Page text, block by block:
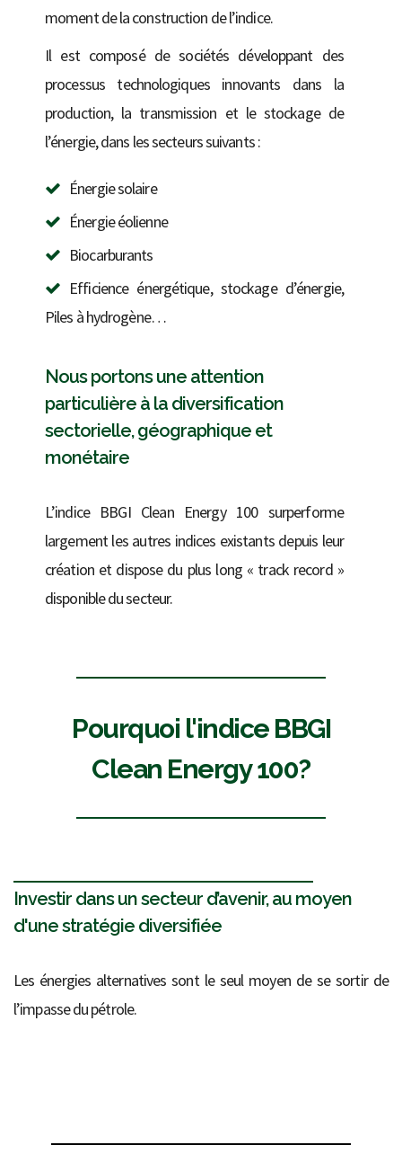
moment de la construction de l’indice.
Il est composé de sociétés développant des
processus technologiques innovants dans la
production, la transmission et le stockage de
l’énergie, dans les secteurs suivants :
Énergie solaire
Énergie éolienne
Biocarburants
Efficience énergétique, stockage d’énergie,
Piles à hydrogène…
Nous portons une attention
particulière à la diversification
sectorielle, géographique et
monétaire
L’indice BBGI Clean Energy 100 surperforme
largement les autres indices existants depuis leur
création et dispose du plus long « track record »
disponible du secteur.
Investir dans un secteur d’avenir, au moyen
d'une stratégie diversifiée
Les énergies alternatives sont le seul moyen de se sortir de
l’impasse du pétrole.
Pourquoi l'indice BBGI
Clean Energy 100?